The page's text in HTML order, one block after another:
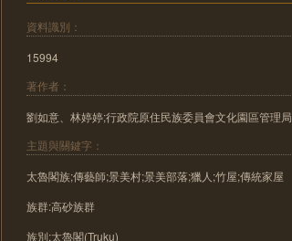
資料識別：
15994
著作者：
劉如意、林婷婷;行政院原住民族委員會文化園區管理局
主題與關鍵字：
太魯閣族;傳藝師;景美村;景美部落;獵人;竹屋;傳統家屋
族群:高砂族群
族別:太魯閣(Truku)